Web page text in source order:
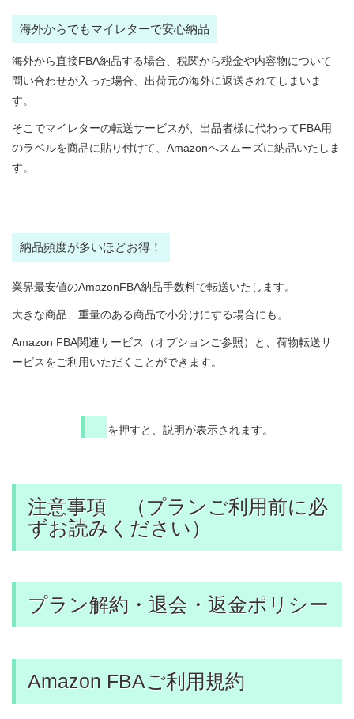
海外からでもマイレターで安心納品
海外から直接FBA納品する場合、税関から税金や内容物について
問い合わせが入った場合、出荷元の海外に返送されてしまいま
す。
そこでマイレターの転送サービスが、出品者様に代わってFBA用
のラベルを商品に貼り付けて、Amazonへスムーズに納品いたしま
す。
納品頻度が多いほどお得！
業界最安値のAmazonFBA納品手数料で転送いたします。
大きな商品、重量のある商品で小分けにする場合にも。
Amazon FBA関連サービス（オプションご参照）と、荷物転送サ
ービスをご利用いただくことができます。
を押すと、説明が表示されます。
注意事項 （プランご利用前に必
ずお読みください）
プラン解約・退会・返金ポリシー
Amazon FBAご利用規約